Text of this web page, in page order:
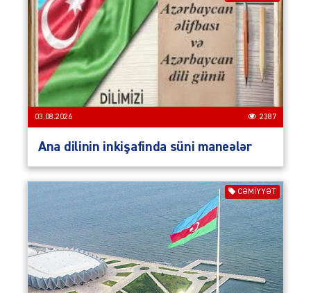
03.08.2026 2387
Ana dilinin inkişafinda süni maneələr
CƏMIYYƏT